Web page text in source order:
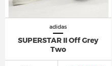
adidas
SUPERSTAR II Off Grey
Two